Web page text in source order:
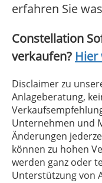
erfahren Sie
Constellation
verkaufen? Hier
Disclaimer zu
Anlageberatung,
Unternehmen und
Änderungen
können zu hohen
werden ganz oder
Unterstützung von